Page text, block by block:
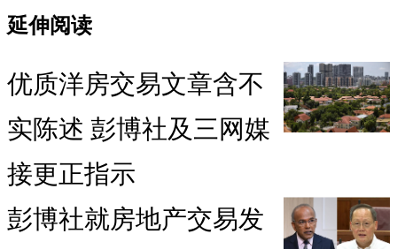
延伸阅读
优质洋房交易文章含不
实陈述 彭博社及三网媒
接更正指示
彭博社就房地产交易发